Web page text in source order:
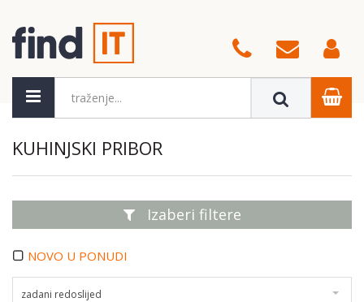
KUHINJSKI PRIBOR
Izaberi filtere
NOVO U PONUDI
zadani redoslijed